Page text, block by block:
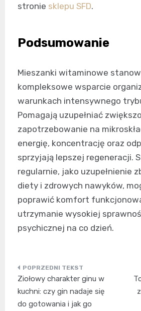
stronie sklepu SFD.
Podsumowanie
Mieszanki witaminowe
kompleksowe wsparcie
warunkach intensywnego
Pomagają uzupełniać
zapotrzebowanie na
energię, koncentrację oraz
sprzyjają lepszej regeneracji.
regularnie, jako uzupełnienie
diety i zdrowych nawyków,
poprawić komfort
utrzymanie wysokiej
psychicznej na co dzień.
Nawigacja
wpisu
Ziołowy charakter ginu w
kuchni: czy gin nadaje się
do gotowania i jak go